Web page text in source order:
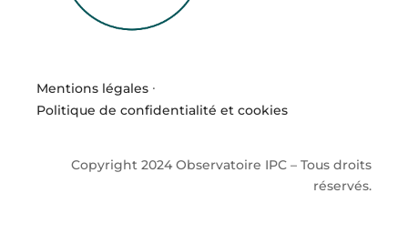
Mentions légales ·
Politique de confidentialité et cookies
Copyright 2024 Observatoire IPC – Tous droits
réservés.